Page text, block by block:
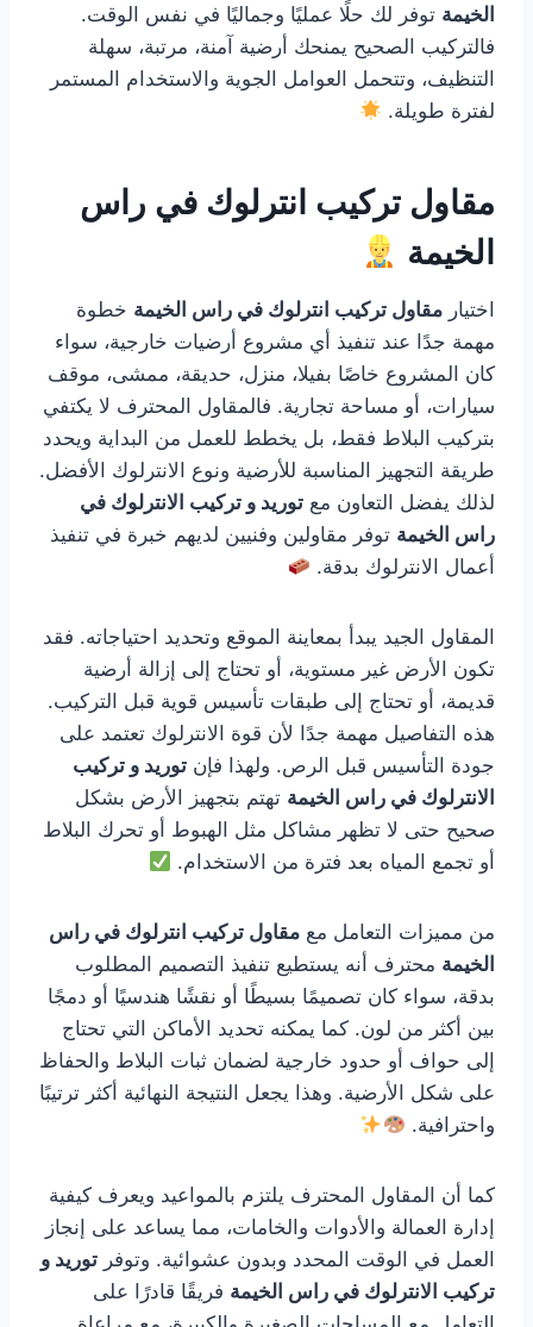
الخيمة توفر لك حلًا عمليًا وجماليًا في نفس الوقت.
فالتركيب الصحيح يمنحك أرضية آمنة، مرتبة، سهلة
التنظيف، وتتحمل العوامل الجوية والاستخدام المستمر
لفترة طويلة.
مقاول تركيب انترلوك في راس
الخيمة
اختيار مقاول تركيب انترلوك في راس الخيمة خطوة
مهمة جدًا عند تنفيذ أي مشروع أرضيات خارجية، سواء
كان المشروع خاصًا بفيلا، منزل، حديقة، ممشى، موقف
سيارات، أو مساحة تجارية. فالمقاول المحترف لا يكتفي
بتركيب البلاط فقط، بل يخطط للعمل من البداية ويحدد
طريقة التجهيز المناسبة للأرضية ونوع الانترلوك الأفضل.
لذلك يفضل التعاون مع توريد و تركيب الانترلوك في
راس الخيمة توفر مقاولين وفنيين لديهم خبرة في تنفيذ
أعمال الانترلوك بدقة.
المقاول الجيد يبدأ بمعاينة الموقع وتحديد احتياجاته. فقد
تكون الأرض غير مستوية، أو تحتاج إلى إزالة أرضية
قديمة، أو تحتاج إلى طبقات تأسيس قوية قبل التركيب.
هذه التفاصيل مهمة جدًا لأن قوة الانترلوك تعتمد على
جودة التأسيس قبل الرص. ولهذا فإن توريد و تركيب
الانترلوك في راس الخيمة تهتم بتجهيز الأرض بشكل
صحيح حتى لا تظهر مشاكل مثل الهبوط أو تحرك البلاط
أو تجمع المياه بعد فترة من الاستخدام.
من مميزات التعامل مع مقاول تركيب انترلوك في راس
الخيمة محترف أنه يستطيع تنفيذ التصميم المطلوب
بدقة، سواء كان تصميمًا بسيطًا أو نقشًا هندسيًا أو دمجًا
بين أكثر من لون. كما يمكنه تحديد الأماكن التي تحتاج
إلى حواف أو حدود خارجية لضمان ثبات البلاط والحفاظ
على شكل الأرضية. وهذا يجعل النتيجة النهائية أكثر ترتيبًا
واحترافية.
كما أن المقاول المحترف يلتزم بالمواعيد ويعرف كيفية
إدارة العمالة والأدوات والخامات، مما يساعد على إنجاز
العمل في الوقت المحدد وبدون عشوائية. وتوفر توريد و
تركيب الانترلوك في راس الخيمة فريقًا قادرًا على